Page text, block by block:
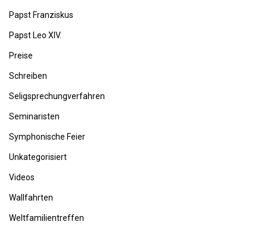
Papst Franziskus
Papst Leo XIV.
Preise
Schreiben
Seligsprechungverfahren
Seminaristen
Symphonische Feier
Unkategorisiert
Videos
Wallfahrten
Weltfamilientreffen